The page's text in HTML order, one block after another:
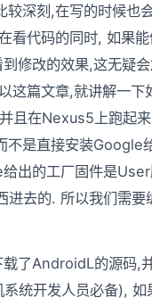
较深刻,在写的时候也
看代码的同时, 如果
修改的效果,这无疑
这篇文章,就讲解一下
且在Nexus5上跑起
不是直接安装Google
出的工厂固件是
进去的. 所以我们需要
了AndroidL的源码,
统开发人员必备), 如